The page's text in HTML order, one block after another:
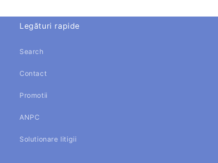
Legături rapide
Search
Contact
Promotii
ANPC
Solutionare litigii